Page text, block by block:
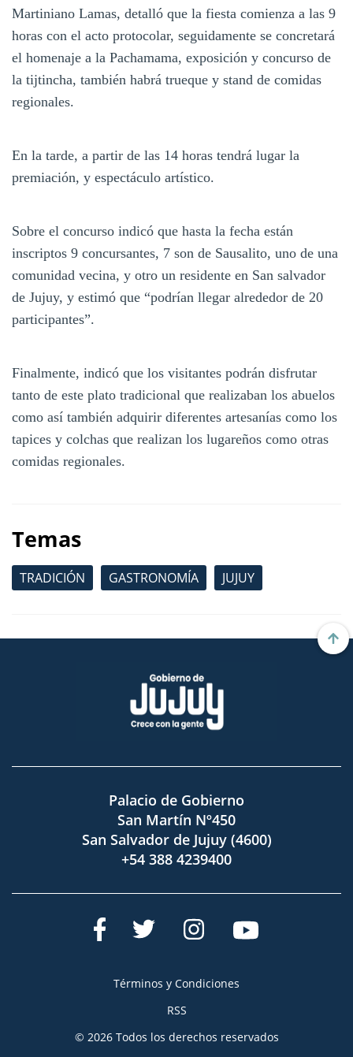
Martiniano Lamas, detalló que la fiesta comienza a las 9
horas con el acto protocolar, seguidamente se concretará
el homenaje a la Pachamama, exposición y concurso de
la tijtincha, también habrá trueque y stand de comidas
regionales.
En la tarde, a partir de las 14 horas tendrá lugar la
premiación, y espectáculo artístico.
Sobre el concurso indicó que hasta la fecha están
inscriptos 9 concursantes, 7 son de Sausalito, uno de una
comunidad vecina, y otro un residente en San salvador
de Jujuy, y estimó que “podrían llegar alrededor de 20
participantes”.
Finalmente, indicó que los visitantes podrán disfrutar
tanto de este plato tradicional que realizaban los abuelos
como así también adquirir diferentes artesanías como los
tapices y colchas que realizan los lugareños como otras
comidas regionales.
Temas
TRADICIÓN GASTRONOMÍA JUJUY
Palacio de Gobierno
San Martín Nº450
San Salvador de Jujuy (4600)
+54 388 4239400
Términos y Condiciones
RSS
© 2026 Todos los derechos reservados